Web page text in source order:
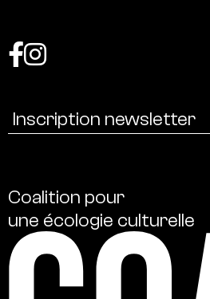
Coalition pour
une écologie culturelle